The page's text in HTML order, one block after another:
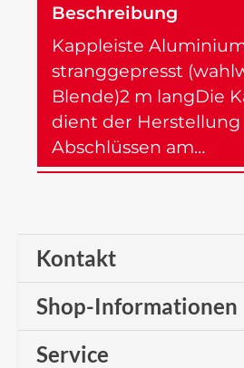
Beschreibung
Kappleiste
stranggepresst
Blende)2 m langDie
dient der Herstellung
Abschlüssen am…
Kontakt
Shop-Informationen
Service